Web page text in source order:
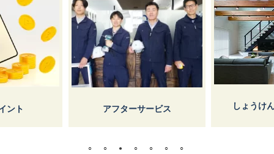
ント アフターサービス しょうけ